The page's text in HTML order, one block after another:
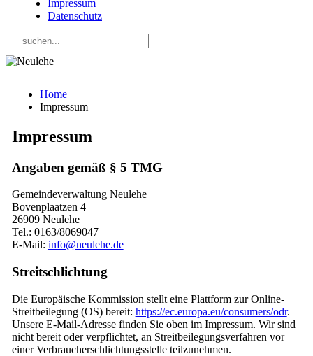
Impressum
Datenschutz
Home
Impressum
Impressum
Angaben gemäß § 5 TMG
Gemeindeverwaltung Neulehe
Bovenplaatzen 4
26909 Neulehe
Tel.: 0163/8069047
E-Mail: info@neulehe.de
Streitschlichtung
Die Europäische Kommission stellt eine Plattform zur Online-
Streitbeilegung (OS) bereit: https://ec.europa.eu/consumers/odr.
Unsere E-Mail-Adresse finden Sie oben im Impressum. Wir sind
nicht bereit oder verpflichtet, an Streitbeilegungsverfahren vor
einer Verbraucherschlichtungsstelle teilzunehmen.